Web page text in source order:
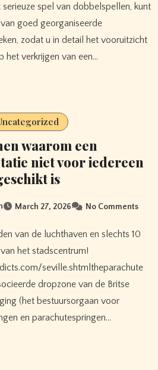
goed georganiseerde
zodat u in detail het vooruitzicht
het verkrijgen van een…
waarom een
niet voor iedereen
is
March 27, 2026 No Comments
het stadscentrum!
seville.shtmltheparachute
dropzone van de Britse
(het bestuursorgaan voor
en parachutespringen…